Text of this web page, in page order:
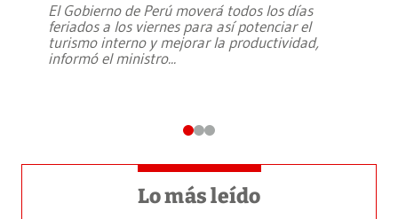
El Gobierno de Perú moverá todos los días
feriados a los viernes para así potenciar el
turismo interno y mejorar la productividad,
informó el ministro...
Lo más leído